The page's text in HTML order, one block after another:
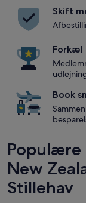
Skift
Forkæl
Book
Populære
New
Stillehav